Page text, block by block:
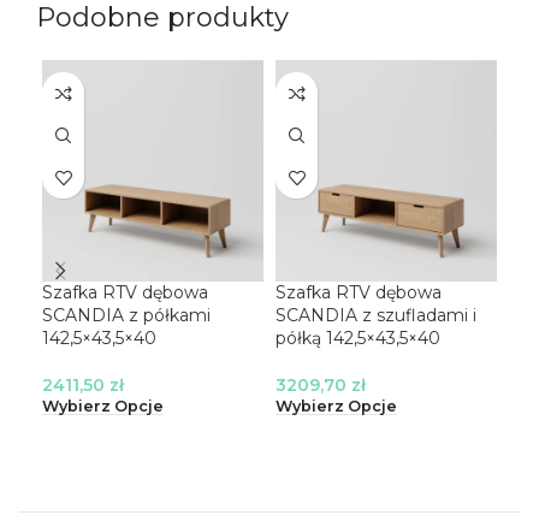
Podobne produkty
Szafka RTV dębowa
SCANDIA z półkami
142,5×43,5×40
2411,50 zł
Wybierz Opcje
Szafka RTV dębowa
SCANDIA z szufladami i
półką 142,5×43,5×40
3209,70 zł
Wybierz Opcje